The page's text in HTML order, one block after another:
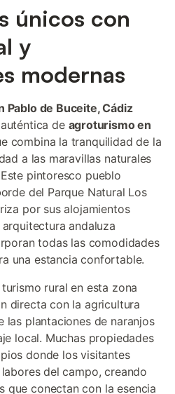
únicos con
y
modernas
Pablo de Buceite, Cádiz
de agroturismo en
combina la tranquilidad de la
a las maravillas naturales
pintoresco pueblo
del Parque Natural Los
por sus alojamientos
andaluza
todas las comodidades
una estancia confortable.
rural en esta zona
directa con la agricultura
las plantaciones de naranjos
local. Muchas propiedades
donde los visitantes
del campo, creando
que conectan con la esencia